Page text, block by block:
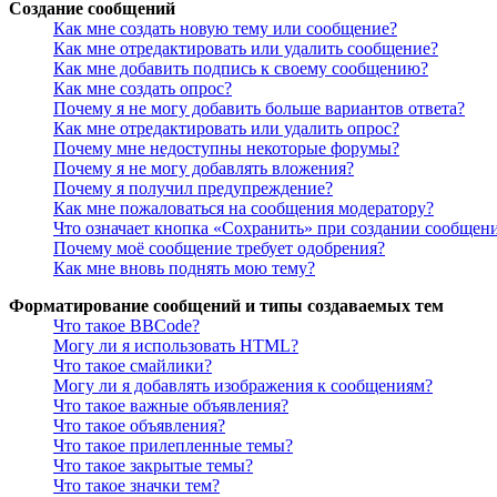
Создание сообщений
Как мне создать новую тему или сообщение?
Как мне отредактировать или удалить сообщение?
Как мне добавить подпись к своему сообщению?
Как мне создать опрос?
Почему я не могу добавить больше вариантов ответа?
Как мне отредактировать или удалить опрос?
Почему мне недоступны некоторые форумы?
Почему я не могу добавлять вложения?
Почему я получил предупреждение?
Как мне пожаловаться на сообщения модератору?
Что означает кнопка «Сохранить» при создании
Почему моё сообщение требует одобрения?
Как мне вновь поднять мою тему?
Форматирование сообщений и типы создаваемых тем
Что такое BBCode?
Могу ли я использовать HTML?
Что такое смайлики?
Могу ли я добавлять изображения к сообщениям?
Что такое важные объявления?
Что такое объявления?
Что такое прилепленные темы?
Что такое закрытые темы?
Что такое значки тем?